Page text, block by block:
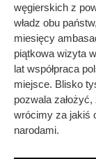
węgierskich z
władz obu
miesięcy
piątkowa wizyta
lat współpraca
miejsce. Blisko
pozwala
wrócimy za jakiś
narodami.